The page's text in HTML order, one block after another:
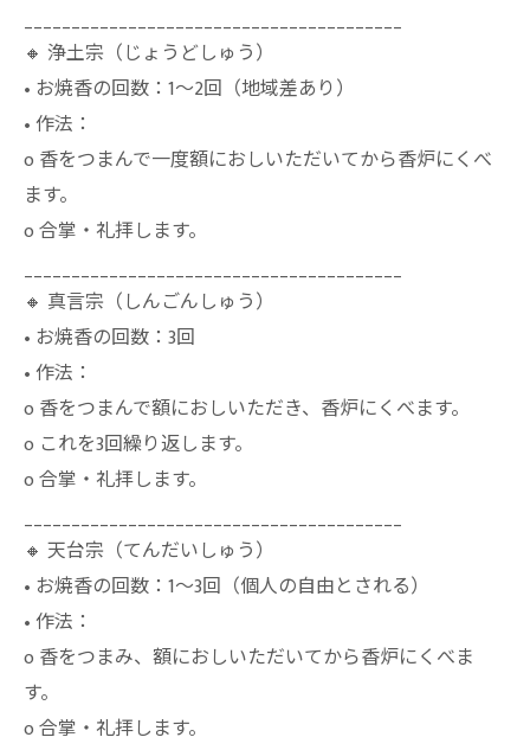
🔸 浄土宗（じょうどしゅう）
• お焼香の回数：1〜2回（地域差あり）
• 作法：
o 香をつまんで一度額におしいただいてから香炉にくべ
ます。
o 合掌・礼拝します。
🔸 真言宗（しんごんしゅう）
• お焼香の回数：3回
• 作法：
o 香をつまんで額におしいただき、香炉にくべます。
o これを3回繰り返します。
o 合掌・礼拝します。
🔸 天台宗（てんだいしゅう）
• お焼香の回数：1〜3回（個人の自由とされる）
• 作法：
o 香をつまみ、額におしいただいてから香炉にくべま
す。
o 合掌・礼拝します。